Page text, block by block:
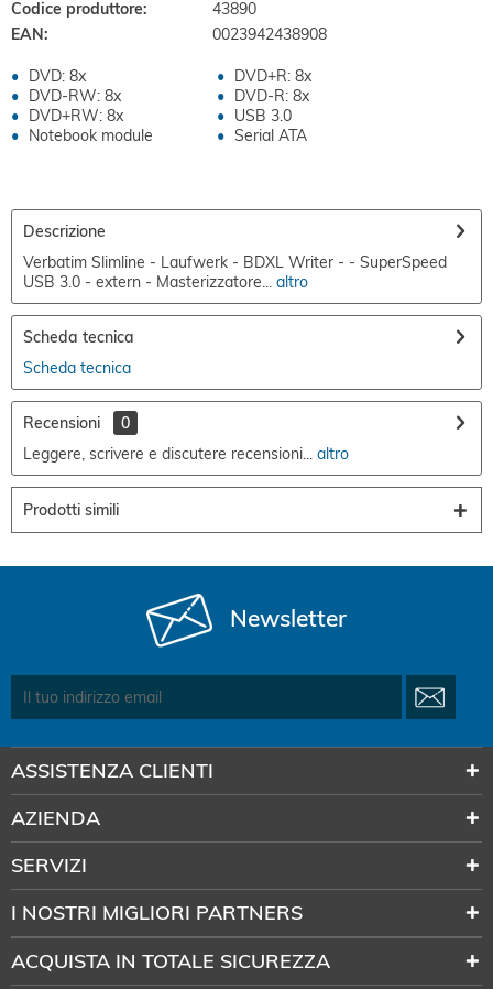
Codice produttore:
43890
EAN:
0023942438908
DVD: 8x
DVD+R: 8x
DVD-RW: 8x
DVD-R: 8x
DVD+RW: 8x
USB 3.0
Notebook module
Serial ATA
Descrizione
Verbatim Slimline - Laufwerk - BDXL Writer - - SuperSpeed
USB 3.0 - extern - Masterizzatore... altro
Scheda tecnica
Scheda tecnica
Recensioni
0
Leggere, scrivere e discutere recensioni... altro
Prodotti simili
Newsletter
ASSISTENZA CLIENTI
AZIENDA
SERVIZI
I NOSTRI MIGLIORI PARTNERS
ACQUISTA IN TOTALE SICUREZZA